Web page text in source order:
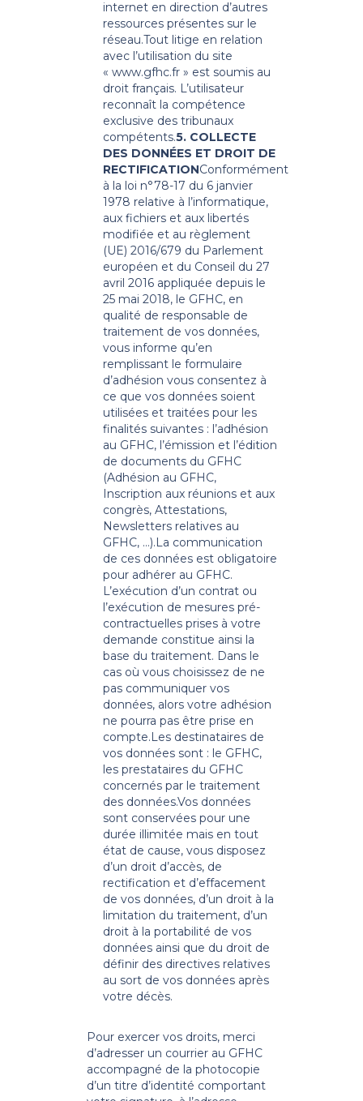
internet en direction d’autres
ressources présentes sur le
réseau.Tout litige en relation
avec l’utilisation du site
« www.gfhc.fr» est soumis au
droit français. L’utilisateur
reconnaît la compétence
exclusive des tribunaux
compétents.5. COLLECTE
DES DONNÉES ET DROIT DE
RECTIFICATIONConformément
à la loi n°78-17 du 6 janvier
1978 relative à l’informatique,
aux fichiers et aux libertés
modifiée et au règlement
(UE) 2016/679 du Parlement
européen et du Conseil du 27
avril 2016 appliquée depuis le
25 mai 2018, le GFHC, en
qualité de responsable de
traitement de vos données,
vous informe qu’en
remplissant le formulaire
d’adhésion vous consentez à
ce que vos données soient
utilisées et traitées pour les
finalités suivantes : l’adhésion
au GFHC, l’émission et l’édition
de documents du GFHC
(Adhésion au GFHC,
Inscription aux réunions et aux
congrès, Attestations,
Newsletters relatives au
GFHC, …).La communication
de ces données est obligatoire
pour adhérer au GFHC.
L’exécution d’un contrat ou
l’exécution de mesures pré-
contractuelles prises à votre
demande constitue ainsi la
base du traitement. Dans le
cas où vous choisissez de ne
pas communiquer vos
données, alors votre adhésion
ne pourra pas être prise en
compte.Les destinataires de
vos données sont : le GFHC,
les prestataires du GFHC
concernés par le traitement
des données.Vos données
sont conservées pour une
durée illimitée mais en tout
état de cause, vous disposez
d’un droit d’accès, de
rectification et d’effacement
de vos données, d’un droit à la
limitation du traitement, d’un
droit à la portabilité de vos
données ainsi que du droit de
définir des directives relatives
au sort de vos données après
votre décès.
Pour exercer vos droits, merci
d’adresser un courrier au GFHC
accompagné de la photocopie
d’un titre d’identité comportant